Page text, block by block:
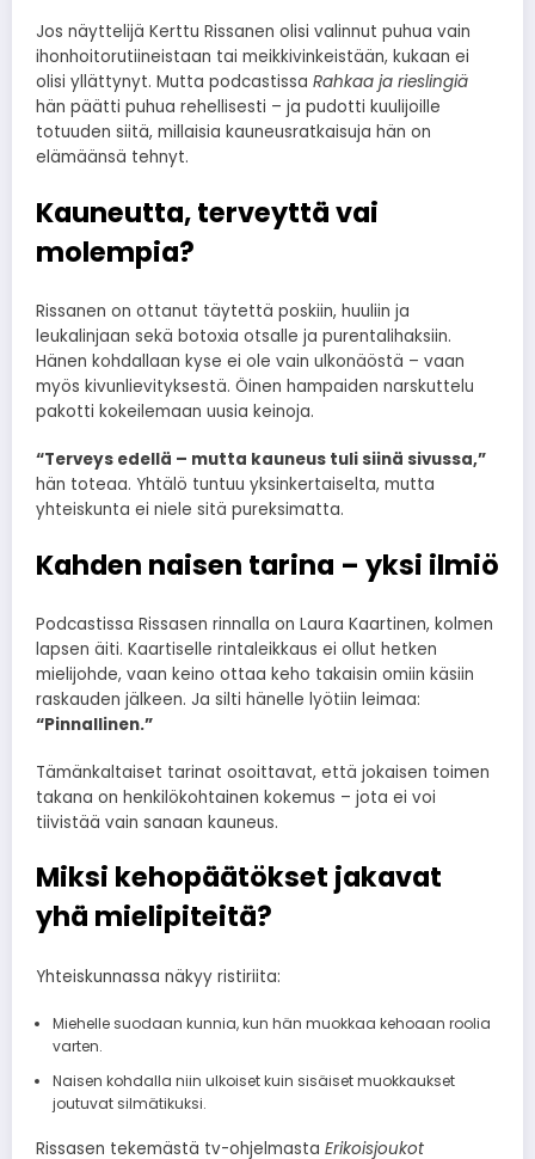
Jos näyttelijä Kerttu Rissanen olisi valinnut puhua vain
ihonhoitorutiineistaan tai meikkivinkeistään, kukaan ei
olisi yllättynyt. Mutta podcastissa Rahkaa ja rieslingiä
hän päätti puhua rehellisesti – ja pudotti kuulijoille
totuuden siitä, millaisia kauneusratkaisuja hän on
elämäänsä tehnyt.
Kauneutta, terveyttä vai
molempia?
Rissanen on ottanut täytettä poskiin, huuliin ja
leukalinjaan sekä botoxia otsalle ja purentalihaksiin.
Hänen kohdallaan kyse ei ole vain ulkonäöstä – vaan
myös kivunlievityksestä. Öinen hampaiden narskuttelu
pakotti kokeilemaan uusia keinoja.
“Terveys edellä – mutta kauneus tuli siinä sivussa,”
hän toteaa. Yhtälö tuntuu yksinkertaiselta, mutta
yhteiskunta ei niele sitä pureksimatta.
Kahden naisen tarina – yksi ilmiö
Podcastissa Rissasen rinnalla on Laura Kaartinen, kolmen
lapsen äiti. Kaartiselle rintaleikkaus ei ollut hetken
mielijohde, vaan keino ottaa keho takaisin omiin käsiin
raskauden jälkeen. Ja silti hänelle lyötiin leimaa:
“Pinnallinen.”
Tämänkaltaiset tarinat osoittavat, että jokaisen toimen
takana on henkilökohtainen kokemus – jota ei voi
tiivistää vain sanaan kauneus.
Miksi kehopäätökset jakavat
yhä mielipiteitä?
Yhteiskunnassa näkyy ristiriita:
Miehelle suodaan kunnia, kun hän muokkaa kehoaan roolia
varten.
Naisen kohdalla niin ulkoiset kuin sisäiset muokkaukset
joutuvat silmätikuksi.
Rissasen tekemästä tv-ohjelmasta Erikoisjoukot